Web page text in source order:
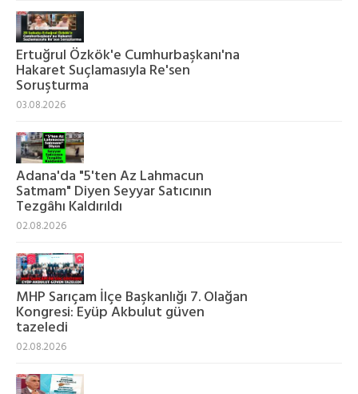
Ertuğrul Özkök'e Cumhurbaşkanı'na
Hakaret Suçlamasıyla Re'sen
Soruşturma
03.08.2026
Adana'da "5'ten Az Lahmacun
Satmam" Diyen Seyyar Satıcının
Tezgâhı Kaldırıldı
02.08.2026
MHP Sarıçam İlçe Başkanlığı 7. Olağan
Kongresi: Eyüp Akbulut güven
tazeledi
02.08.2026